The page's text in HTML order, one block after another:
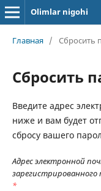
Olimlar nigohi
Главная / Сбросить
Сбросить
Введите адрес
ниже и вам будет
сбросу вашего
Адрес электронной
зарегистрированного
*